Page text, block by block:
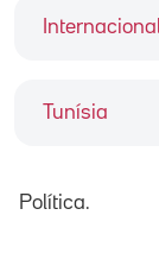
Internacional
Tunísia
Política.